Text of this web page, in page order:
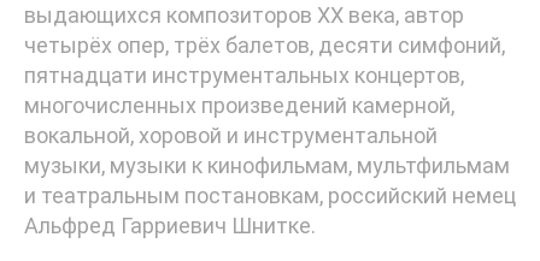
выдающихся композиторов ХХ века, автор
четырёх опер, трёх балетов, десяти симфоний,
пятнадцати инструментальных концертов,
многочисленных произведений камерной,
вокальной, хоровой и инструментальной
музыки, музыки к кинофильмам, мультфильмам
и театральным постановкам, российский немец
Альфред Гарриевич Шнитке.